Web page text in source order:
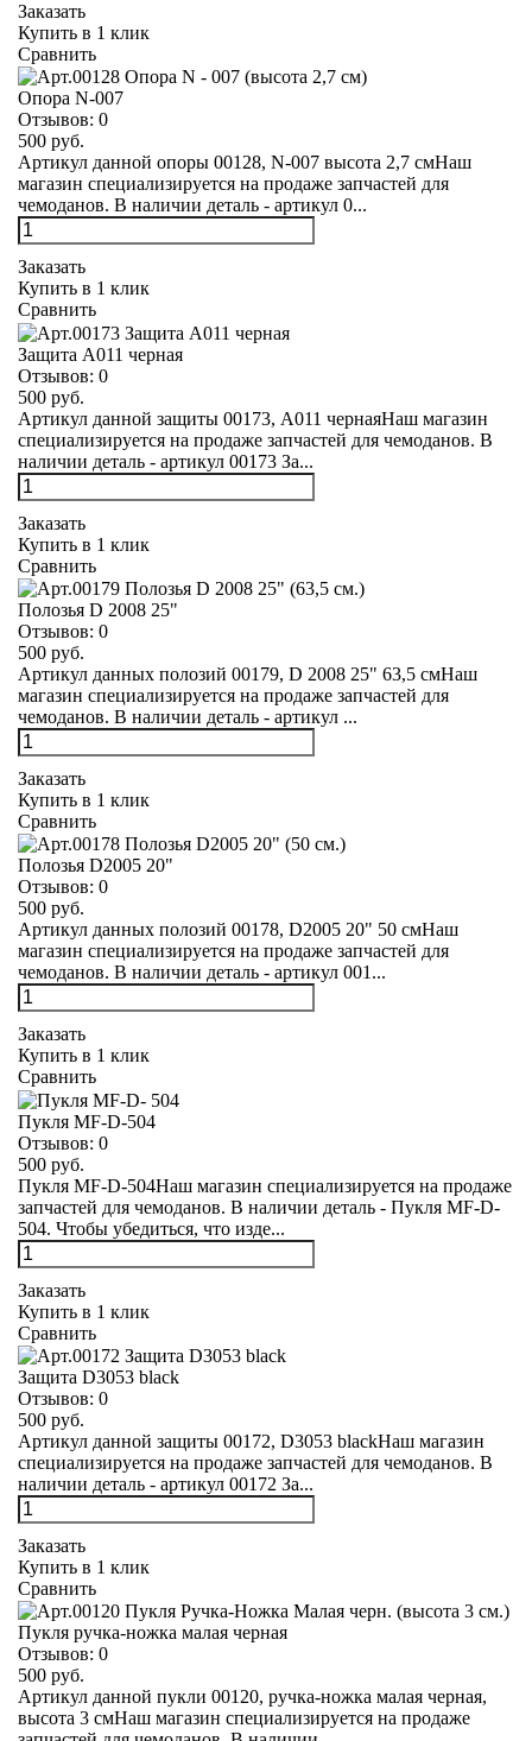
Заказать
Купить в 1 клик
Сравнить
Опора N-007
Отзывов: 0
500 руб.
Артикул данной опоры 00128, N-007 высота 2,7 смНаш
магазин специализируется на продаже запчастей для
чемоданов. В наличии деталь - артикул 0...
Заказать
Купить в 1 клик
Сравнить
Защита А011 черная
Отзывов: 0
500 руб.
Артикул данной защиты 00173, А011 чернаяНаш магазин
специализируется на продаже запчастей для чемоданов. В
наличии деталь - артикул 00173 За...
Заказать
Купить в 1 клик
Сравнить
Полозья D 2008 25"
Отзывов: 0
500 руб.
Артикул данных полозий 00179, D 2008 25" 63,5 смНаш
магазин специализируется на продаже запчастей для
чемоданов. В наличии деталь - артикул ...
Заказать
Купить в 1 клик
Сравнить
Полозья D2005 20"
Отзывов: 0
500 руб.
Артикул данных полозий 00178, D2005 20" 50 смНаш
магазин специализируется на продаже запчастей для
чемоданов. В наличии деталь - артикул 001...
Заказать
Купить в 1 клик
Сравнить
Пукля MF-D-504
Отзывов: 0
500 руб.
Пукля MF-D-504Наш магазин специализируется на продаже
запчастей для чемоданов. В наличии деталь - Пукля MF-D-
504. Чтобы убедиться, что изде...
Заказать
Купить в 1 клик
Сравнить
Защита D3053 black
Отзывов: 0
500 руб.
Артикул данной защиты 00172, D3053 blackНаш магазин
специализируется на продаже запчастей для чемоданов. В
наличии деталь - артикул 00172 За...
Заказать
Купить в 1 клик
Сравнить
Пукля ручка-ножка малая черная
Отзывов: 0
500 руб.
Артикул данной пукли 00120, ручка-ножка малая черная,
высота 3 смНаш магазин специализируется на продаже